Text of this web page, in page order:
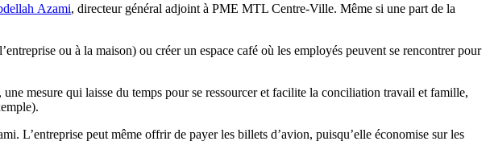
Azami, directeur général adjoint à PME MTL Centre-Ville. Même si une part de la
ou à la maison) ou créer un espace café où les employés peuvent se rencontrer pour
, une mesure qui laisse du temps pour se ressourcer et facilite la conciliation travail et famille,
L’entreprise peut même offrir de payer les billets d’avion, puisqu’elle économise sur les